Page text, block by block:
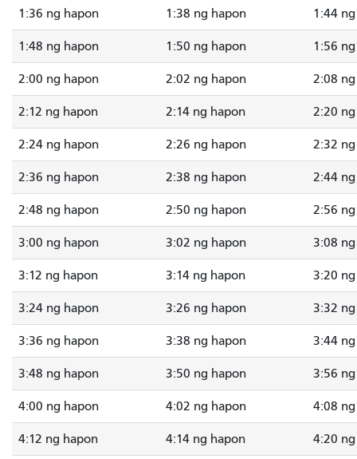
1:36 ng hapon 1:38 ng hapon 1:44
1:48 ng hapon 1:50 ng hapon 1:56
2:00 ng hapon 2:02 ng hapon 2:08
2:12 ng hapon 2:14 ng hapon 2:20
2:24 ng hapon 2:26 ng hapon 2:32
2:36 ng hapon 2:38 ng hapon 2:44
2:48 ng hapon 2:50 ng hapon 2:56
3:00 ng hapon 3:02 ng hapon 3:08
3:12 ng hapon 3:14 ng hapon 3:20
3:24 ng hapon 3:26 ng hapon 3:32
3:36 ng hapon 3:38 ng hapon 3:44
3:48 ng hapon 3:50 ng hapon 3:56
4:00 ng hapon 4:02 ng hapon 4:08
4:12 ng hapon 4:14 ng hapon 4:20